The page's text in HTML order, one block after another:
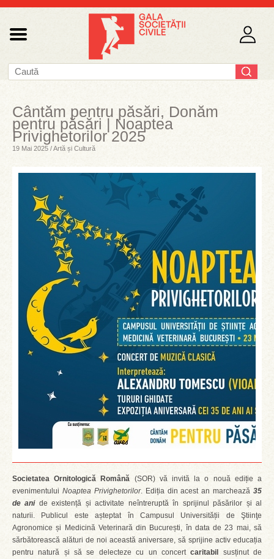
Cântăm pentru păsări, Donăm
pentru păsări | Noaptea
Privighetorilor 2025
19 Mai 2025 / Artă și Cultură
Societatea Ornitologică Română (SOR) vă invită la o nouă ediție a
evenimentului Noaptea Privighetorilor. Ediția din acest an marchează 35
de anide existență și activitate neîntreruptă în sprijinul păsărilor și al
naturii. Publicul este așteptat în Campusul Universității de Ştiinţe
Agronomice și Medicină Veterinară din București, în data de 23 mai, să
sărbătorească alături de noi această aniversare, să sprijine activ educația
pentru natură și să se delecteze cu un concertcaritabil
susținut de